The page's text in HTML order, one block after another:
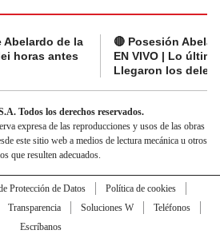
Abelardo de la
horas antes
🔴 Posesión
EN VIVO | Lo
Llegaron los
Todos los derechos reservados.
expresa de las reproducciones y usos de las obras
este sitio web a medios de lectura mecánica u otros
que resulten adecuados.
Protección de Datos
Política de cookies
Transparencia Soluciones W
Teléfonos
Escríbanos